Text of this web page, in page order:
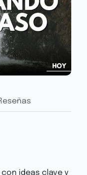
ideas clave y